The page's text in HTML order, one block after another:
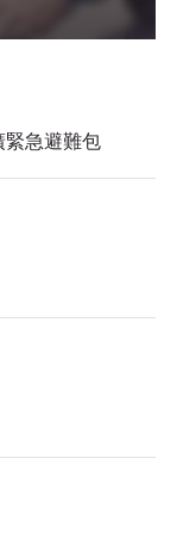
緊急避難包